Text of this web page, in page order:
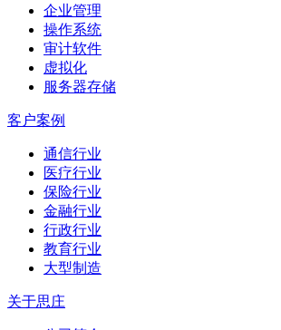
企业管理
操作系统
审计软件
虚拟化
服务器存储
客户案例
通信行业
医疗行业
保险行业
金融行业
行政行业
教育行业
大型制造
关于思庄